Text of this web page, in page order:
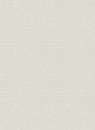
年)
恐慌